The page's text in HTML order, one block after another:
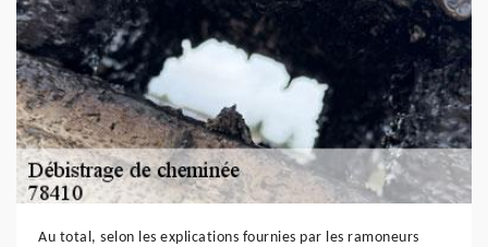
Au total, selon les explications fournies par les ramoneurs